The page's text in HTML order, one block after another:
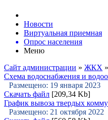
Новости
Виртуальная приемная
Опрос населения
Меню
Сайт администрации » ЖКХ
Схема водоснабжения и
Размещено: 19 января 2023
Скачать файл [209,34 Kb]
График вывоза твердых
Размещено: 21 октября 2022